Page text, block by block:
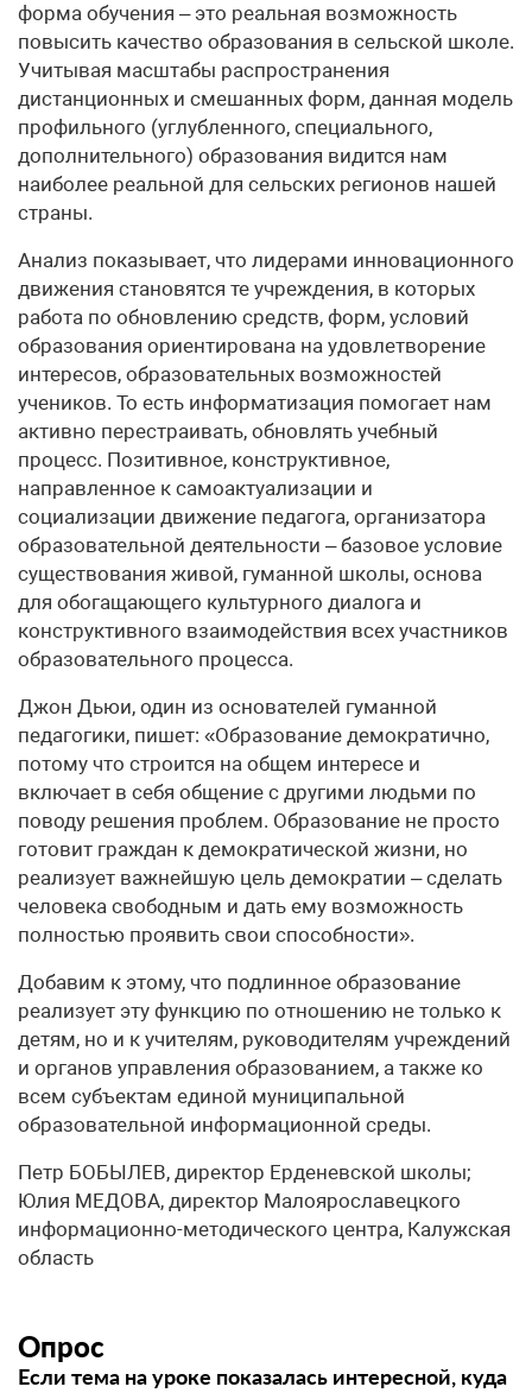
форма обучения – это реальная возможность
повысить качество образования в сельской школе.
Учитывая масштабы распространения
дистанционных и смешанных форм, данная модель
профильного (углубленного, специального,
дополнительного) образования видится нам
наиболее реальной для сельских регионов нашей
страны.
Анализ показывает, что лидерами инновационного
движения становятся те учреждения, в которых
работа по обновлению средств, форм, условий
образования ориентирована на удовлетворение
интересов, образовательных возможностей
учеников. То есть информатизация помогает нам
активно перестраивать, обновлять учебный
процесс. Позитивное, конструктивное,
направленное к самоактуализации и
социализации движение педагога, организатора
образовательной деятельности – базовое условие
существования живой, гуманной школы, основа
для обогащающего культурного диалога и
конструктивного взаимодействия всех участников
образовательного процесса.
Джон Дьюи, один из основателей гуманной
педагогики, пишет: «Образование демократично,
потому что строится на общем интересе и
включает в себя общение с другими людьми по
поводу решения проблем. Образование не просто
готовит граждан к демократической жизни, но
реализует важнейшую цель демократии – сделать
человека свободным и дать ему возможность
полностью проявить свои способности».
Добавим к этому, что подлинное образование
реализует эту функцию по отношению не только к
детям, но и к учителям, руководителям учреждений
и органов управления образованием, а также ко
всем субъектам единой муниципальной
образовательной информационной среды.
Петр БОБЫЛЕВ, директор Ерденевской школы;
Юлия МЕДОВА, директор Малоярославецкого
информационно-методического центра, Калужская
область
Опрос
Если тема на уроке показалась интересной, куда